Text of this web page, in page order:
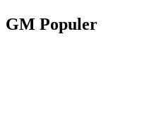
GM Populer